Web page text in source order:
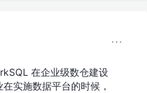
在企业级数仓建设
实施数据平台的时候，